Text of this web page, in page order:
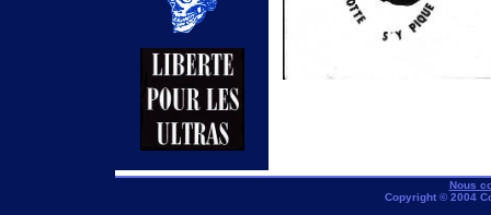
Nous
Copyright © 2004